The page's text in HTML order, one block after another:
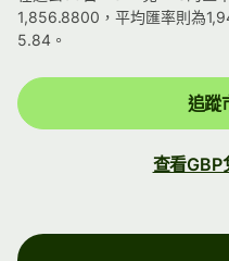
1,856.8800，平均匯率則為
5.84。
追蹤
查看GBP